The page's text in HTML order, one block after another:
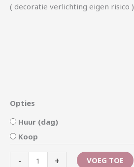
( decoratie verlichting eigen risico )
Opties
Huur (dag)
Koop
- + VOEG TOE